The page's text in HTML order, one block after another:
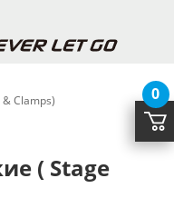
Clamps)
( Stage
0